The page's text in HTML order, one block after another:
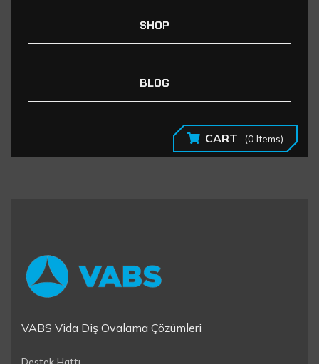
SHOP
BLOG
CART (0 Items)
VABS Vida Diş Ovalama Çözümleri